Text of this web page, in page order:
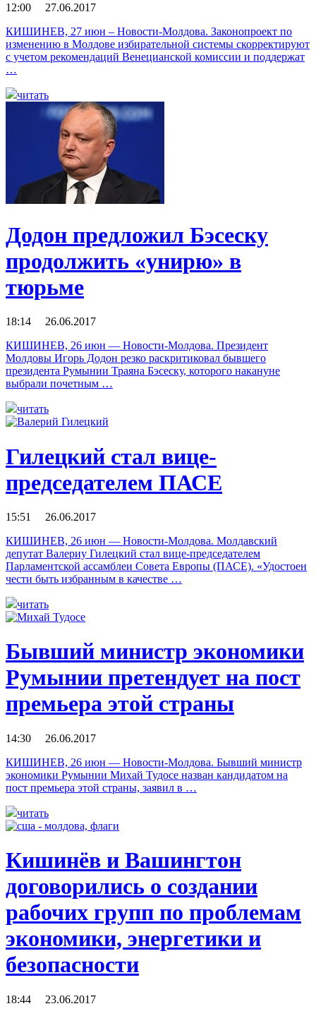
12:00 27.06.2017
КИШИНЕВ, 27 июн – Новости-Молдова. Законопроект по
изменению в Молдове избирательной системы скорректируют
с учетом рекомендаций Венецианской комиссии и поддержат
…
читать
Додон предложил Бэсеску
продолжить «унирю» в
тюрьме
18:14 26.06.2017
КИШИНЕВ, 26 июн — Новости-Молдова. Президент
Молдовы Игорь Додон резко раскритиковал бывшего
президента Румынии Траяна Бэсеску, которого накануне
выбрали почетным …
читать
Гилецкий стал вице-
председателем ПАСЕ
15:51 26.06.2017
КИШИНЕВ, 26 июн — Новости-Молдова. Молдавский
депутат Валериу Гилецкий стал вице-председателем
Парламентской ассамблеи Совета Европы (ПАСЕ). «Удостоен
чести быть избранным в качестве …
читать
Бывший министр экономики
Румынии претендует на пост
премьера этой страны
14:30 26.06.2017
КИШИНЕВ, 26 июн — Новости-Молдова. Бывший министр
экономики Румынии Михай Тудосе назван кандидатом на
пост премьера этой страны, заявил в …
читать
Кишинёв и Вашингтон
договорились о создании
рабочих групп по проблемам
экономики, энергетики и
безопасности
18:44 23.06.2017